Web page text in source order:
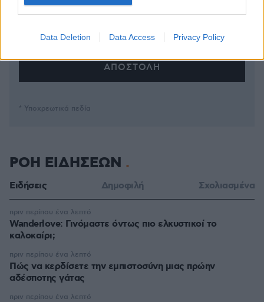
Data Deletion Data Access Privacy Policy
* Υποχρεωτικά πεδία
ΡΟΗ ΕΙΔΗΣΕΩΝ
Ειδήσεις Δημοφιλή Σχολιασμένα
Wanderlove: Γινόμαστε όντως πιο ελκυστικοί το
καλοκαίρι;
πριν περίπου ένα λεπτό
Πώς να κερδίσετε την εμπιστοσύνη μιας πρώην
αδέσποτης γάτας
πριν περίπου ένα λεπτό
πριν περίπου ένα λεπτό